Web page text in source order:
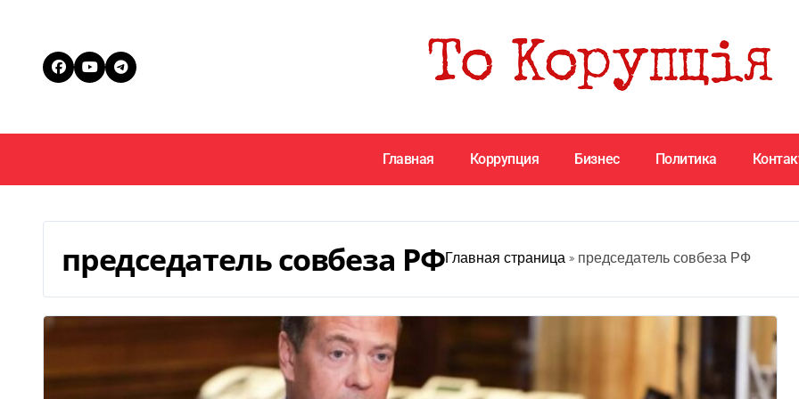
Главная Коррупция Бизнес Политика
председатель совбеза РФГлавная страница» председатель совбеза РФ